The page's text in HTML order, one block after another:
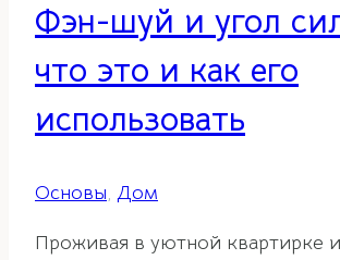
Фэн-шуй и угол
что это и как его
использовать
Основы, Дом
Проживая в уютной квартирке